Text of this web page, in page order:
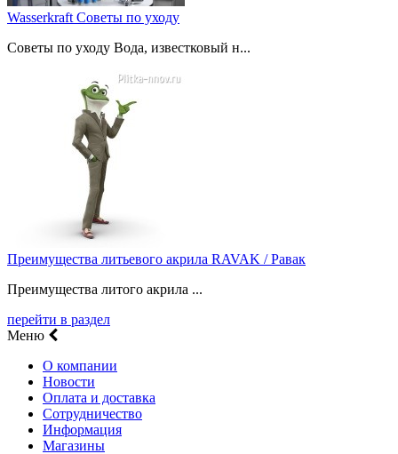
Wasserkraft Советы по уходу
Советы по уходу Вода, известковый н...
Преимущества литьевого акрила RAVAK / Равак
Преимущества литого акрила ...
перейти в раздел
Меню
О компании
Новости
Оплата и доставка
Сотрудничество
Информация
Магазины